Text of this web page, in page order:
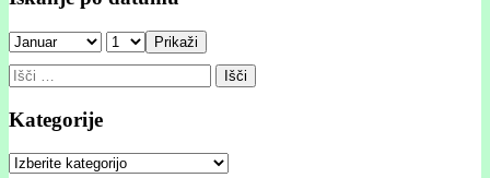
Prikaži
Išči:
Kategorije
Kategorije